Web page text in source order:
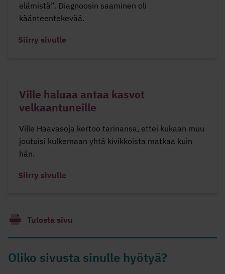
elämistä”. Diagnoosin saaminen oli
käänteentekevää.
Siirry sivulle
Ville haluaa antaa kasvot
velkaantuneille
Ville Haavasoja kertoo tarinansa, ettei kukaan muu
joutuisi kulkemaan yhtä kivikkoista matkaa kuin
hän.
Siirry sivulle
Tulosta sivu
Oliko sivusta sinulle hyötyä?